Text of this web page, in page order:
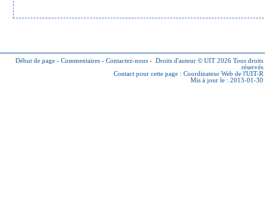
Début de page - Commentaires - Contactez-nous - Droits d'auteur © UIT 2026 Tous droits
réservés
Contact pour cette page : Coordinateur Web de l'UIT-R
Mis à jour le : 2013-01-30